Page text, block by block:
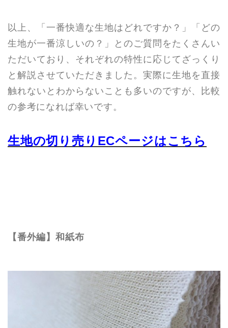
以上、「一番快適な生地はどれですか？」「どの
生地が一番涼しいの？」とのご質問をたくさんい
ただいており、それぞれの特性に応じてざっくり
と解説させていただきました。実際に生地を直接
触れないとわからないことも多いのですが、比較
の参考になれば幸いです。
生地の切り売りECページはこちら
【番外編】和紙布